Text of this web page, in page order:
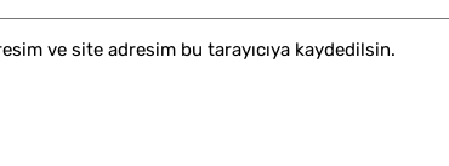
ve site adresim bu tarayıcıya kaydedilsin.